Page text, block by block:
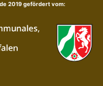
2019 gefördert vom: